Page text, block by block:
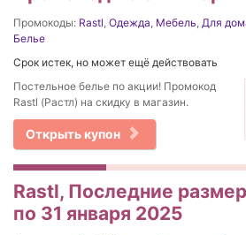
Промокоды: Rastl, Одежда, Мебель, Для
Белье
Срок истек, но может ещё действовать
Постельное белье по акции! Промокод
Rastl (Растл) на скидку в магазин.
Открыть купон
Rastl, Последние
по 31 января 2025